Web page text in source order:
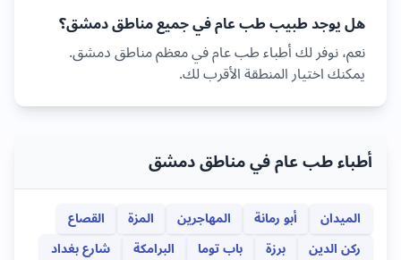
هل يوجد طبيبطب عامفي جميع مناطقدمشق؟
نعم، نوفر لك أطباءطب عامفي معظم مناطقدمشق.
يمكنك اختيار المنطقة الأقرب لك.
أطباء طب عام في مناطق دمشق
الميدان أبو رمانة المهاجرين المزة
القصاع
ركن الدين
برزة باب توما البرامكة
شارع بغداد